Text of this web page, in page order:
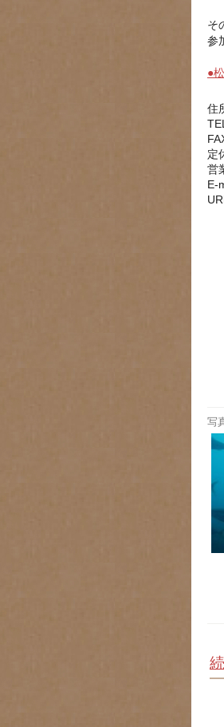
そ
参
●
住
定
営
E-
写